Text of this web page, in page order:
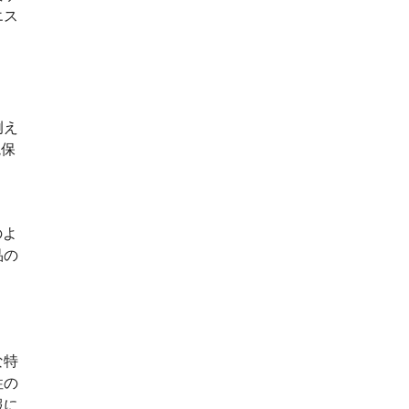
の
特
の